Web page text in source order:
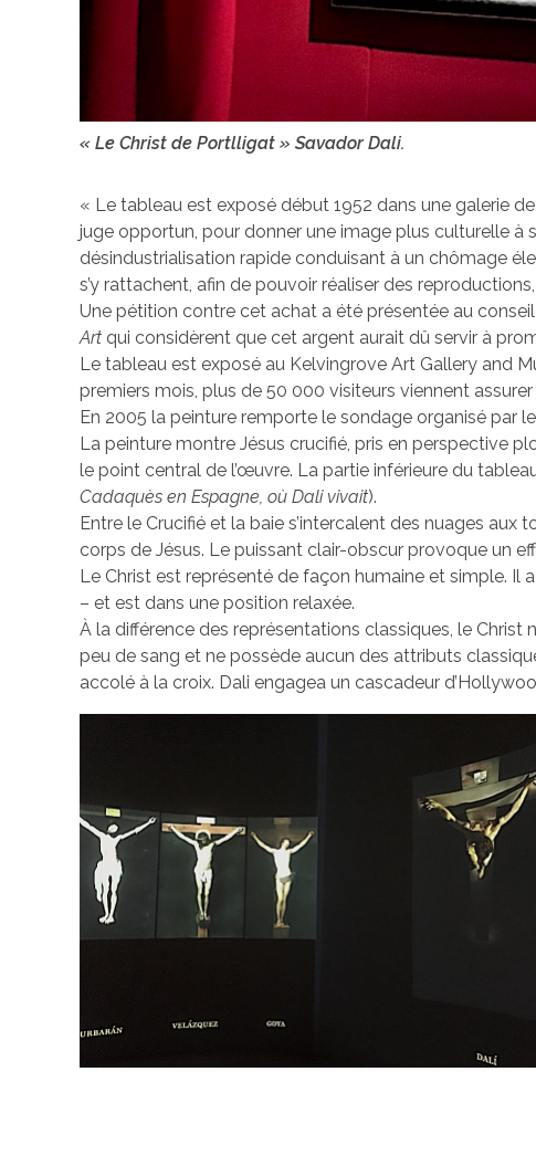
« Le Christ de Portlligat » Savador Dali.
« Le tableau est exposé début 1952 dans une galerie
juge opportun, pour donner une image plus culturelle
désindustrialisation rapide conduisant à un chômage
s’y rattachent, afin de pouvoir réaliser des
Une pétition contre cet achat a été présentée au
Art qui considèrent que cet argent aurait dû servir à
Le tableau est exposé au Kelvingrove Art Gallery and
premiers mois, plus de 50 000 visiteurs viennent
En 2005 la peinture remporte le sondage organisé par
La peinture montre Jésus crucifié, pris en perspective
le point central de l’œuvre. La partie inférieure du
Cadaquès en Espagne, où Dali vivait).
Entre le Crucifié et la baie s’intercalent des nuages
corps de Jésus. Le puissant clair-obscur provoque un
Le Christ est représenté de façon humaine et simple. Il
– et est dans une position relaxée.
À la différence des représentations classiques, le Christ
peu de sang et ne possède aucun des attributs
accolé à la croix. Dali engagea un cascadeur